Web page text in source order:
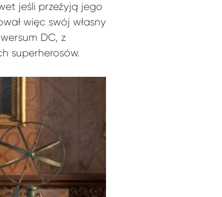
jeśli przeżyją jego
więc swój własny
DC, z
superherosów.